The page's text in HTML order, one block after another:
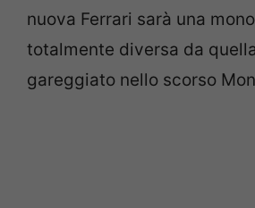
nuova Ferrari sarà una
totalmente diversa da
gareggiato nello scorso